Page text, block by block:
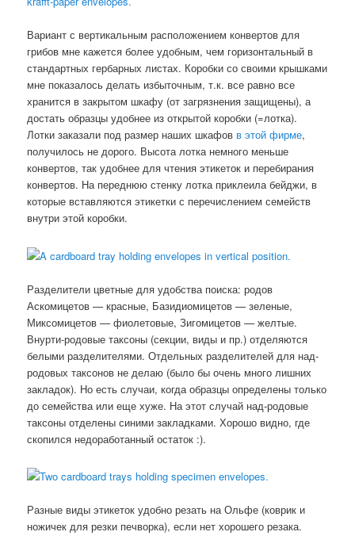
Вариант с вертикальным расположением конвертов для
грибов мне кажется более удобным, чем горизонтальный в
стандартных гербарных листах. Коробки со своими крышками
мне показалось делать избыточным, т.к. все равно все
хранится в закрытом шкафу (от загрязнения защищены), а
достать образцы удобнее из открытой коробки (=лотка).
Лотки заказали под размер наших шкафов в этой фирме,
получилось не дорого. Высота лотка немного меньше
конвертов, так удобнее для чтения этикеток и перебирания
конвертов. На переднюю стенку лотка приклеила бейджи, в
которые вставляются этикетки с перечислением семейств
внутри этой коробки.
Разделители цветные для удобства поиска: родов
Аскомицетов — красные, Базидиомицетов — зеленые,
Миксомицетов — фиолетовые, Зигомицетов — желтые.
Внурти-родовые таксоны (секции, виды и пр.) отделяются
белыми разделителями. Отдельных разделителей для над-
родовых таксонов не делаю (было бы очень много лишних
закладок). Но есть случаи, когда образцы определены только
до семейства или еще хуже. На этот случай над-родовые
таксоны отделены синими закладками. Хорошо видно, где
скопился недоработанный остаток :).
Разные виды этикеток удобно резать на Ольфе (коврик и
ножичек для резки печворка), если нет хорошего резака.